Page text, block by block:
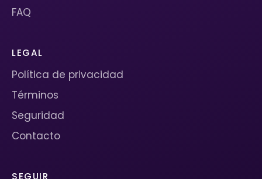
FAQ
LEGAL
Política de privacidad
Términos
Seguridad
Contacto